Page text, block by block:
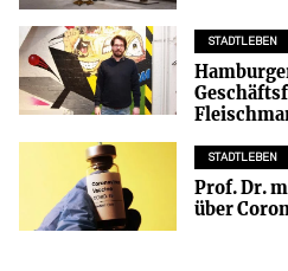
STADTLEBEN
STADTLEBEN
Prof. Dr.
über